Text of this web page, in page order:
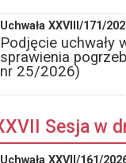
Uchwała XXVIII/171/
Podjęcie uchwały
sprawienia
nr 25/2026)
Sesja w
Uchwała XXVII/161/